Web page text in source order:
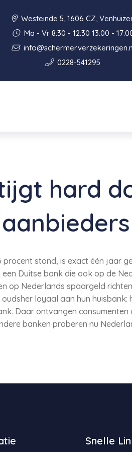
Westeinde 5, 1606 CZ,
Ma - Vr 8:30 - 12:30 13:00 -
0228-541295
hard
stond, is exact één jaar
Duitse bank die ook op de
op Nederlands spaargeld
loyaal aan hun
Daar ontvangen
banken proberen nu
Snelle